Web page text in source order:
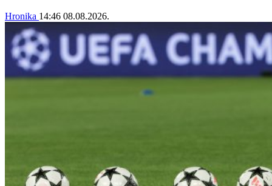
Hronika 14:46 08.08.2026.